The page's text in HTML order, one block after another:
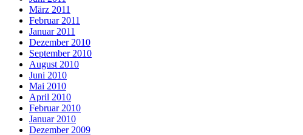
März 2011
Februar 2011
Januar 2011
Dezember 2010
September 2010
August 2010
Juni 2010
Mai 2010
April 2010
Februar 2010
Januar 2010
Dezember 2009